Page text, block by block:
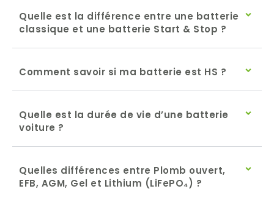
Quelle est la différence entre une batterie
classique et une batterie Start & Stop ?
Comment savoir si ma batterie est HS ?
Quelle est la durée de vie d’une batterie
voiture ?
Quelles différences entre Plomb ouvert,
EFB, AGM, Gel et Lithium (LiFePO₄) ?